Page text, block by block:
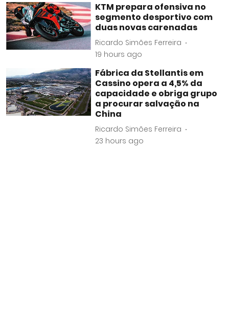
KTM prepara ofensiva no
segmento desportivo com
duas novas carenadas
Ricardo Simões Ferreira
19 hours ago
Fábrica da Stellantis em
Cassino opera a 4,5% da
capacidade e obriga grupo
a procurar salvação na
China
Ricardo Simões Ferreira
23 hours ago